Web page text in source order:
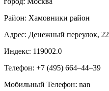
Район: Хамовники район
Адрес: Денежный переулок, 22
Индекс: 119002.0
Телефон: +7 (495) 664‒44‒39
Мобильный Телефон: nan